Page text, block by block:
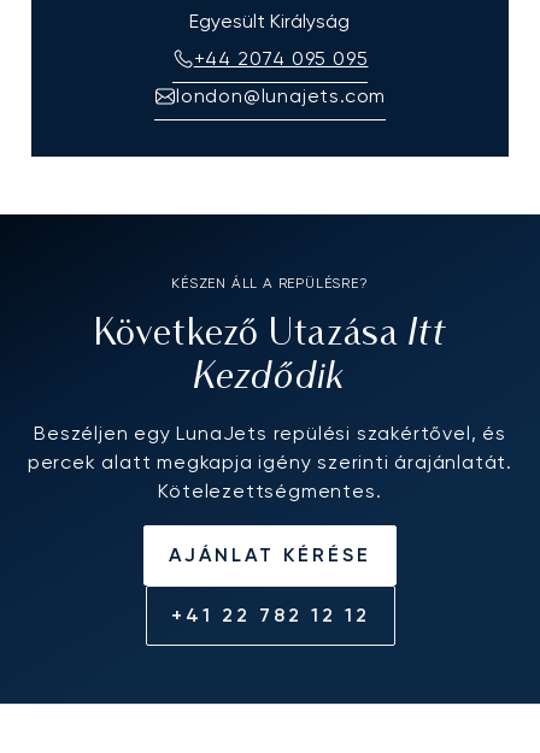
Egyesült Királyság
+44 2074 095 095
london@lunajets.com
KÉSZEN ÁLL A REPÜLÉSRE?
Következő Utazása Itt
Kezdődik
Beszéljen egy LunaJets repülési szakértővel, és
percek alatt megkapja igény szerinti árajánlatát.
Kötelezettségmentes.
AJÁNLAT KÉRÉSE
+41 22 782 12 12